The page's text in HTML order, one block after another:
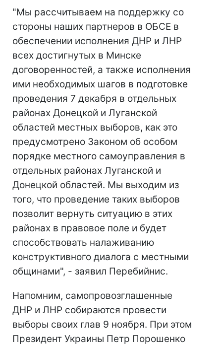
"Мы рассчитываем на поддержку со
стороны наших партнеров в ОБСЕ в
обеспечении исполнения ДНР и ЛНР
всех достигнутых в Минске
договоренностей, а также исполнения
ими необходимых шагов в подготовке
проведения 7 декабря в отдельных
районах Донецкой и Луганской
областей местных выборов, как это
предусмотрено Законом об особом
порядке местного самоуправления в
отдельных районах Луганской и
Донецкой областей. Мы выходим из
того, что проведение таких выборов
позволит вернуть ситуацию в этих
районах в правовое поле и будет
способствовать налаживанию
конструктивного диалога с местными
общинами", - заявил Перебийнис.
Напомним, самопровозглашенные
ДНР и ЛНР собираются провести
выборы своих глав 9 ноября. При этом
Президент Украины Петр Порошенко